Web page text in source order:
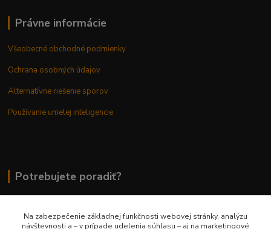
Právne informácie
Všeobecné obchodné podmienky
Ochrana osobných údajov
Alternatívne riešenie sporov
Používanie umelej inteligencie
Potrebujete poradiť?
0948 236 042
Na zabezpečenie základnej funkčnosti webovej stránky, analýzu
návštevnosti a – v prípade udelenia súhlasu – aj na marketingové